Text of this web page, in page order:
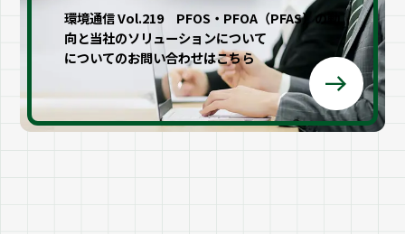
環境通信 Vol.219 PFOS・PFOA（PFAS）の動
向と当社のソリューションについて
についてのお問い合わせはこちら